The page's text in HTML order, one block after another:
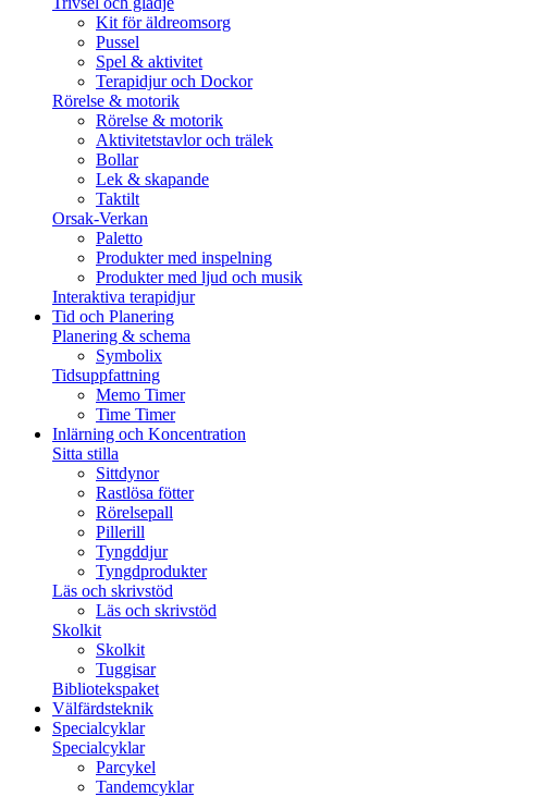
Kit för äldreomsorg
Pussel
Spel & aktivitet
Terapidjur och Dockor
Rörelse & motorik
Rörelse & motorik
Aktivitetstavlor och trälek
Bollar
Lek & skapande
Taktilt
Orsak-Verkan
Paletto
Produkter med inspelning
Produkter med ljud och musik
Interaktiva terapidjur
Tid och Planering
Planering & schema
Symbolix
Tidsuppfattning
Memo Timer
Time Timer
Inlärning och Koncentration
Sitta stilla
Sittdynor
Rastlösa fötter
Rörelsepall
Pillerill
Tyngddjur
Tyngdprodukter
Läs och skrivstöd
Läs och skrivstöd
Skolkit
Skolkit
Tuggisar
Bibliotekspaket
Välfärdsteknik
Specialcyklar
Specialcyklar
Parcykel
Tandemcyklar